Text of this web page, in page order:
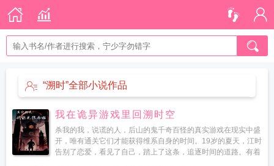
“溯时”全部小说作品
我在诡异游戏里回溯时空
杀我的我，说谎的人，后山的鬼千奇百怪的真实游戏在现实中盛
开，唯有通关它们才能获得维系自身的时间。19岁的夏天，江时
告别了恋爱，看见了自己，踏上了这条，追逐时间的道路。有着